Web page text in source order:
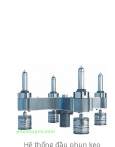
Hệ thống đầu phun keo